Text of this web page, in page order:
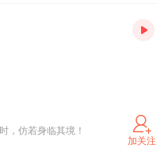
，仿若身临其境！
加关注